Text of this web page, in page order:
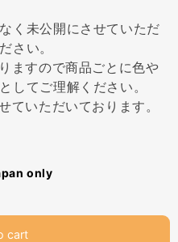
く未公開にさせていただ
さい。
ますので商品ごとに色や
してご理解ください。
ていただいております。
only
cart